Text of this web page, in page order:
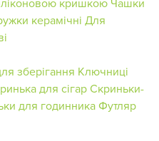
керамічні Для
зберігання Ключниці
для сігарСкриньки-
для годинникаФутляр